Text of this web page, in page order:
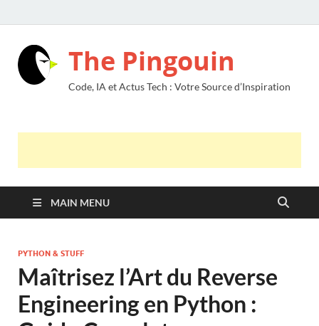
The Pingouin
Code, IA et Actus Tech : Votre Source d’Inspiration
MAIN MENU
PYTHON & STUFF
Maîtrisez l’Art du Reverse
Engineering en Python :